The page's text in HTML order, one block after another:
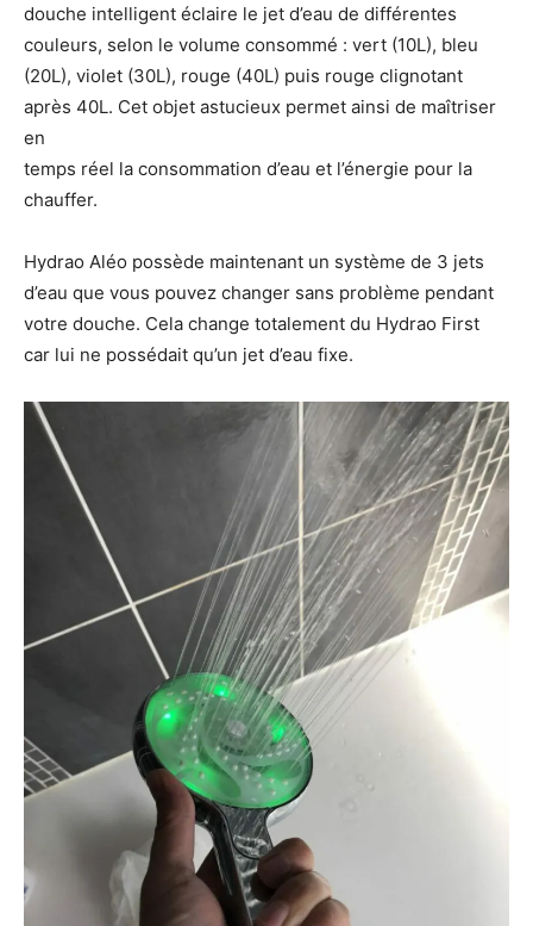
douche intelligent éclaire le jet d’eau de différentes
couleurs, selon le volume consommé : vert (10L), bleu
(20L), violet (30L), rouge (40L) puis rouge clignotant
après 40L. Cet objet astucieux permet ainsi de maîtriser
en
temps réel la consommation d’eau et l’énergie pour la
chauffer.
Hydrao Aléo possède maintenant un système de 3 jets
d’eau que vous pouvez changer sans problème pendant
votre douche. Cela change totalement du Hydrao First
car lui ne possédait qu’un jet d’eau fixe.